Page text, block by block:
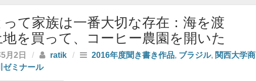
て家族は一番大切な存在：海を渡
地を買って、コーヒー農園を開いた
月2日 / ratik / 2016年度聞き書き作品, ブラジル, 関西大学商
ゼミナール